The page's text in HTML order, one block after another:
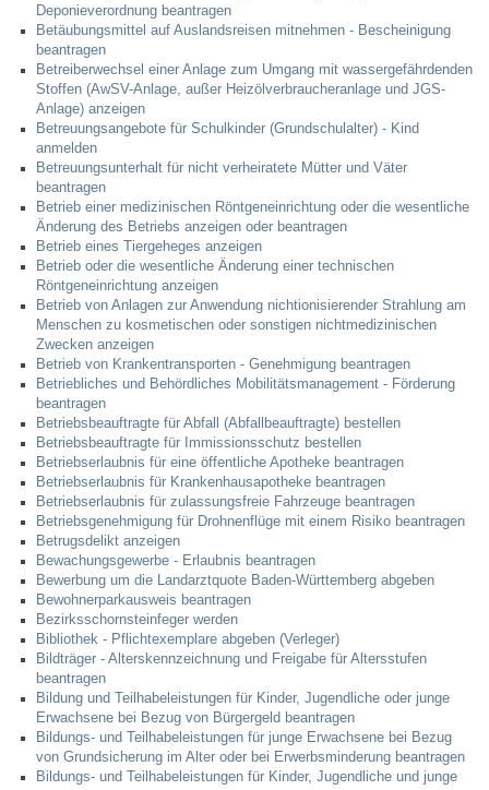
Deponieverordnung beantragen
Betäubungsmittel auf Auslandsreisen mitnehmen - Bescheinigung
beantragen
Betreiberwechsel einer Anlage zum Umgang mit wassergefährdenden
Stoffen (AwSV-Anlage, außer Heizölverbraucheranlage und JGS-
Anlage) anzeigen
Betreuungsangebote für Schulkinder (Grundschulalter) - Kind
anmelden
Betreuungsunterhalt für nicht verheiratete Mütter und Väter
beantragen
Betrieb einer medizinischen Röntgeneinrichtung oder die wesentliche
Änderung des Betriebs anzeigen oder beantragen
Betrieb eines Tiergeheges anzeigen
Betrieb oder die wesentliche Änderung einer technischen
Röntgeneinrichtung anzeigen
Betrieb von Anlagen zur Anwendung nichtionisierender Strahlung am
Menschen zu kosmetischen oder sonstigen nichtmedizinischen
Zwecken anzeigen
Betrieb von Krankentransporten - Genehmigung beantragen
Betriebliches und Behördliches Mobilitätsmanagement - Förderung
beantragen
Betriebsbeauftragte für Abfall (Abfallbeauftragte) bestellen
Betriebsbeauftragte für Immissionsschutz bestellen
Betriebserlaubnis für eine öffentliche Apotheke beantragen
Betriebserlaubnis für Krankenhausapotheke beantragen
Betriebserlaubnis für zulassungsfreie Fahrzeuge beantragen
Betriebsgenehmigung für Drohnenflüge mit einem Risiko beantragen
Betrugsdelikt anzeigen
Bewachungsgewerbe - Erlaubnis beantragen
Bewerbung um die Landarztquote Baden-Württemberg abgeben
Bewohnerparkausweis beantragen
Bezirksschornsteinfeger werden
Bibliothek - Pflichtexemplare abgeben (Verleger)
Bildträger - Alterskennzeichnung und Freigabe für Altersstufen
beantragen
Bildung und Teilhabeleistungen für Kinder, Jugendliche oder junge
Erwachsene bei Bezug von Bürgergeld beantragen
Bildungs- und Teilhabeleistungen für junge Erwachsene bei Bezug
von Grundsicherung im Alter oder bei Erwerbsminderung beantragen
Bildungs- und Teilhabeleistungen für Kinder, Jugendliche und junge